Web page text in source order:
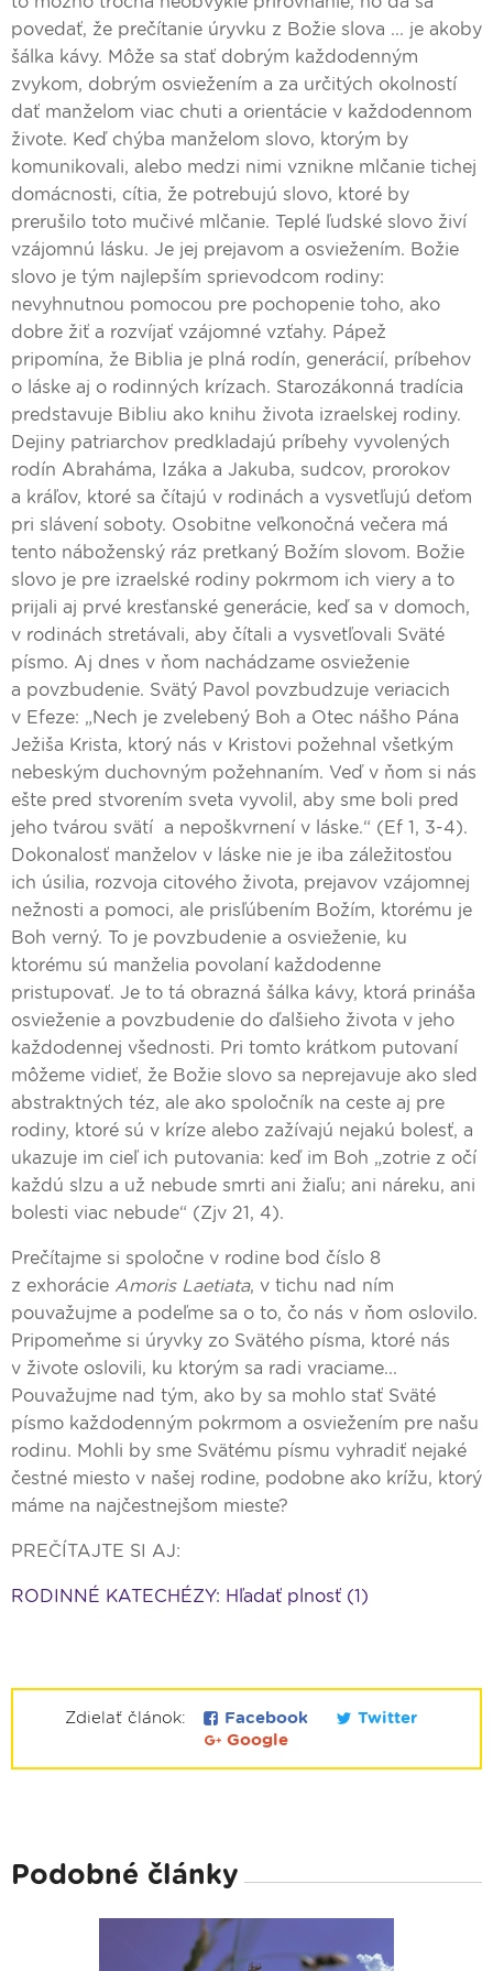
povedať, že prečítanie úryvku z Božie slova ... je akoby
šálka kávy. Môže sa stať dobrým každodenným
zvykom, dobrým osviežením a za určitých okolností
dať manželom viac chuti a orientácie v každodennom
živote. Keď chýba manželom slovo, ktorým by
komunikovali, alebo medzi nimi vznikne mlčanie tichej
domácnosti, cítia, že potrebujú slovo, ktoré by
prerušilo toto mučivé mlčanie. Teplé ľudské slovo živí
vzájomnú lásku. Je jej prejavom a osviežením. Božie
slovo je tým najlepším sprievodcom rodiny:
nevyhnutnou pomocou pre pochopenie toho, ako
dobre žiť a rozvíjať vzájomné vzťahy. Pápež
pripomína, že Biblia je plná rodín, generácií, príbehov
o láske aj o rodinných krízach. Starozákonná tradícia
predstavuje Bibliu ako knihu života izraelskej rodiny.
Dejiny patriarchov predkladajú príbehy vyvolených
rodín Abraháma, Izáka a Jakuba, sudcov, prorokov
a kráľov, ktoré sa čítajú v rodinách a vysvetľujú deťom
pri slávení soboty. Osobitne veľkonočná večera má
tento náboženský ráz pretkaný Božím slovom. Božie
slovo je pre izraelské rodiny pokrmom ich viery a to
prijali aj prvé kresťanské generácie, keď sa v domoch,
v rodinách stretávali, aby čítali a vysvetľovali Sväté
písmo. Aj dnes v ňom nachádzame osvieženie
a povzbudenie. Svätý Pavol povzbudzuje veriacich
v Efeze: „Nech je zvelebený Boh a Otec nášho Pána
Ježiša Krista, ktorý nás v Kristovi požehnal všetkým
nebeským duchovným požehnaním. Veď v ňom si nás
ešte pred stvorením sveta vyvolil, aby sme boli pred
jeho tvárou svätí a nepoškvrnení v láske.“ (Ef 1, 3-4).
Dokonalosť manželov v láske nie je iba záležitosťou
ich úsilia, rozvoja citového života, prejavov vzájomnej
nežnosti a pomoci, ale prisľúbením Božím, ktorému je
Boh verný. To je povzbudenie a osvieženie, ku
ktorému sú manželia povolaní každodenne
pristupovať. Je to tá obrazná šálka kávy, ktorá prináša
osvieženie a povzbudenie do ďalšieho života v jeho
každodennej všednosti. Pri tomto krátkom putovaní
môžeme vidieť, že Božie slovo sa neprejavuje ako sled
abstraktných téz, ale ako spoločník na ceste aj pre
rodiny, ktoré sú v kríze alebo zažívajú nejakú bolesť, a
ukazuje im cieľ ich putovania: keď im Boh „zotrie z očí
každú slzu a už nebude smrti ani žiaľu; ani náreku, ani
bolesti viac nebude“ (Zjv 21, 4).
Prečítajme si spoločne v rodine bod číslo 8
z exhorácie Amoris Laetiata, v tichu nad ním
pouvažujme a podeľme sa o to, čo nás v ňom oslovilo.
Pripomeňme si úryvky zo Svätého písma, ktoré nás
v živote oslovili, ku ktorým sa radi vraciame...
Pouvažujme nad tým, ako by sa mohlo stať Sväté
písmo každodenným pokrmom a osviežením pre našu
rodinu. Mohli by sme Svätému písmu vyhradiť nejaké
čestné miesto v našej rodine, podobne ako krížu, ktorý
máme na najčestnejšom mieste?
PREČÍTAJTE SI AJ:
RODINNÉ KATECHÉZY: Hľadať plnosť (1)
Zdielať článok: Facebook
Twitter
Google
Podobné články